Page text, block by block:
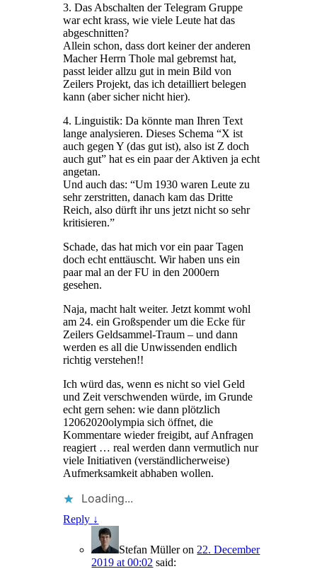
3. Das Abschalten der Telegram Gruppe
war echt krass, wie viele Leute hat das
abgeschnitten?
Allein schon, dass dort keiner der anderen
Macher Herrn Thole mal gebremst hat,
passt leider allzu gut in mein Bild von
Zeilers Projekt, das ich detailliert belegen
kann (aber sicher nicht hier).
4. Linguistik: Da könnte man Ihren Text
lange analysieren. Dieses Schema “X ist
auch gegen Y (das gut ist), also ist Z doch
auch gut” hat es ein paar der Aktiven ja echt
angetan.
Und auch das: “Um 1930 waren Leute zu
sehr zerstritten, danach kam das Dritte
Reich, also dürft ihr uns jetzt nicht so sehr
kritisieren.”
Schade, das hat mich vor ein paar Tagen
doch echt enttäuscht. Wir haben uns ein
paar mal an der FU in den 2000ern
gesehen.
Naja, macht halt weiter. Jetzt kommt wohl
am 24. ein Großspender um die Ecke für
Zeilers Geldsammel-Traum – und dann
werden es all die Unwissenden endlich
richtig verstehen!!
Ich würd das, wenn es nicht so viel Geld
und Zeit verschwenden würde, im Grunde
echt gern sehen: wie dann plötzlich
12062020olympia sich öffnet, die
Kommentare wieder freigibt, auf Anfragen
reagiert … real werden dann vermutlich nur
viele Initiativen (verständlicherweise)
Aufmerksamkeit abhaben wollen.
Loading...
Reply ↓
Stefan Mülleron 22. December
2019 at 00:02 said: